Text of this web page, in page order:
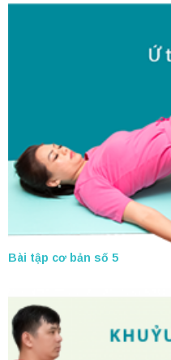
Bài tập cơ bản số 5